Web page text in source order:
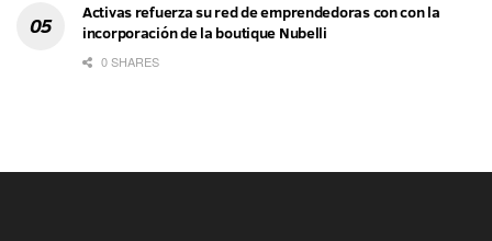
Activas refuerza su red de emprendedoras con con la
incorporación de la boutique Nubelli
0 SHARES